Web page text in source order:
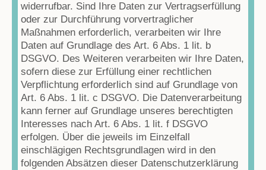
widerrufbar. Sind Ihre Daten zur Vertragserfüllung
oder zur Durchführung vorvertraglicher
Maßnahmen erforderlich, verarbeiten wir Ihre
Daten auf Grundlage des Art. 6 Abs. 1 lit. b
DSGVO. Des Weiteren verarbeiten wir Ihre Daten,
sofern diese zur Erfüllung einer rechtlichen
Verpflichtung erforderlich sind auf Grundlage von
Art. 6 Abs. 1 lit. c DSGVO. Die Datenverarbeitung
kann ferner auf Grundlage unseres berechtigten
Interesses nach Art. 6 Abs. 1 lit. f DSGVO
erfolgen. Über die jeweils im Einzelfall
einschlägigen Rechtsgrundlagen wird in den
folgenden Absätzen dieser Datenschutzerklärung